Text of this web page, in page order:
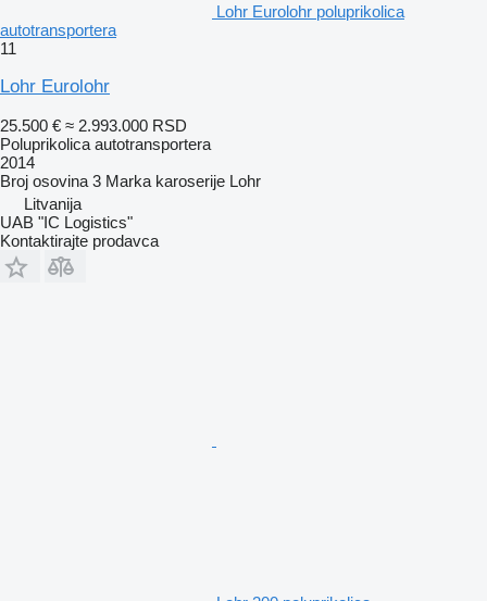
Lohr Eurolohr poluprikolica
autotransportera
11
Lohr Eurolohr
25.500 € ≈ 2.993.000 RSD
Poluprikolica autotransportera
2014
Broj osovina 3 Marka karoserije Lohr
Litvanija
UAB "IC Logistics"
Kontaktirajte prodavca